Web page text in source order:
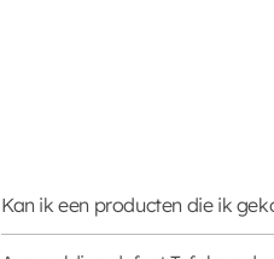
Kan ik een producten die ik